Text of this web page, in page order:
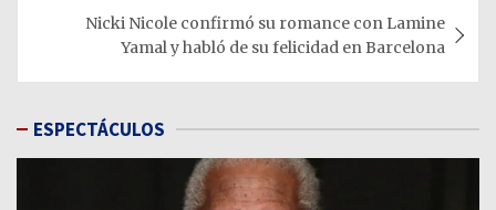
Nicki Nicole confirmó su romance con Lamine
Yamal y habló de su felicidad en Barcelona
ESPECTÁCULOS